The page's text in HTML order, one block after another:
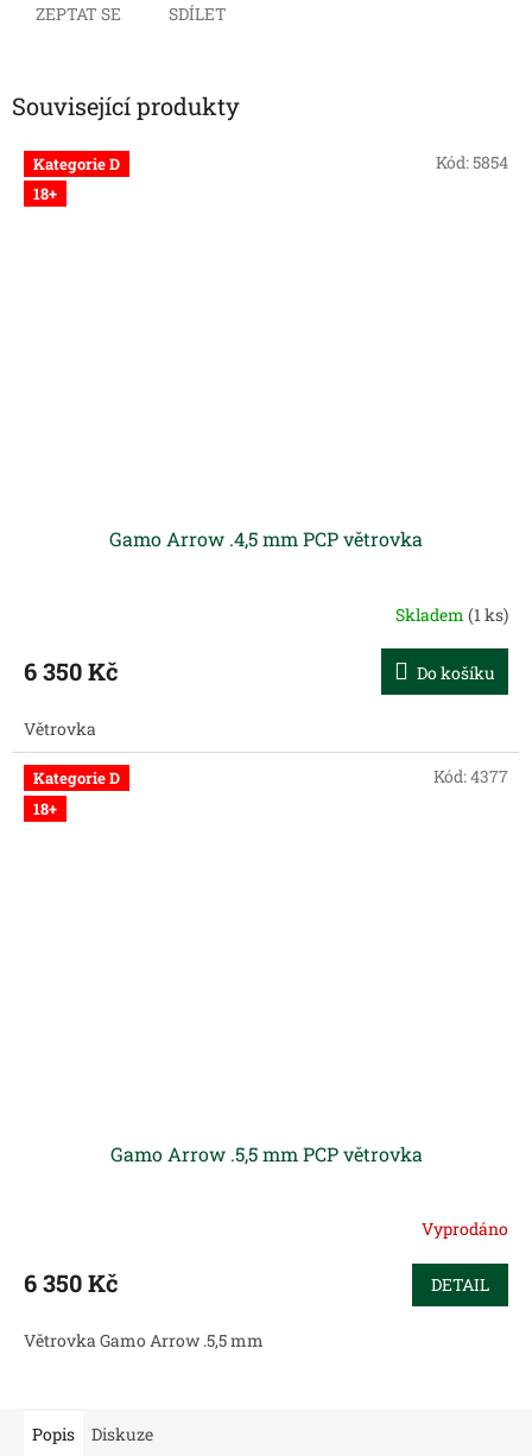
ZEPTAT SE SDÍLET
Související produkty
Kategorie D
18+
Gamo Arrow .4,5 mm PCP větrovka
Skladem (1 ks)
6 350 Kč Do košíku
Větrovka
Kód:5854
Kategorie D
18+
Gamo Arrow .5,5 mm PCP větrovka
Vyprodáno
6 350 Kč DETAIL
Větrovka Gamo Arrow .5,5 mm
Kód:4377
Popis Diskuze